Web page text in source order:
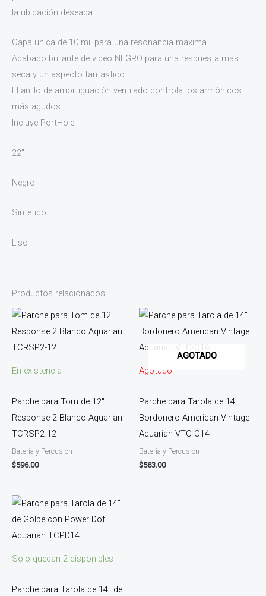
la ubicación deseada.
Capa única de 10 mil para una resonancia máxima
Acabado brillante de video NEGRO para una respuesta más
seca y un aspecto fantástico.
El anillo de amortiguación ventilado controla los armónicos
más agudos
Incluye PortHole
22″
Negro
Sintetico
Liso
Productos relacionados
En existencia
Parche para Tom de 12″
Response 2 Blanco Aquarian
TCRSP2-12
Batería y Percusión
$596.00
AGOTADO
Agotado
Parche para Tarola de 14″
Bordonero American Vintage
Aquarian VTC-C14
Batería y Percusión
$563.00
Solo quedan 2 disponibles
Parche para Tarola de 14″ de